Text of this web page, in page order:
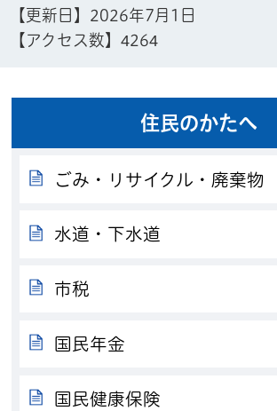
【更新日】 2026年7月1日
【アクセス数】4264
住民のかたへ
ごみ・リサイクル・廃棄物
水道・下水道
市税
国民年金
国民健康保険